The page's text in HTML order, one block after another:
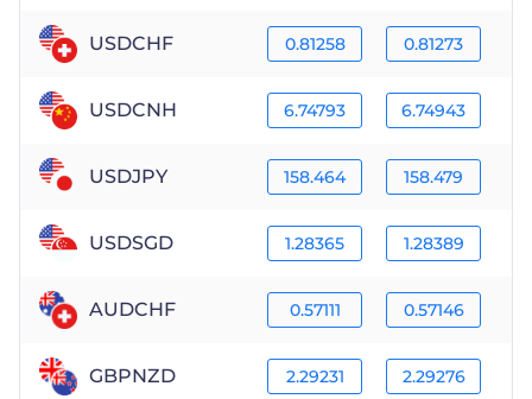
USDCHF 0.81258 0.81273
USDCNH 6.74793 6.74943
USDJPY 158.464 158.479
USDSGD 1.28365 1.28389
AUDCHF 0.57111 0.57146
GBPNZD 2.29231 2.29276